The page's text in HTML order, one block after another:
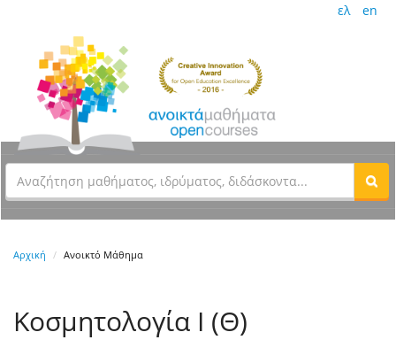
ελ en
Αρχική Ανοικτό Μάθημα
Κοσμητολογία Ι (Θ)